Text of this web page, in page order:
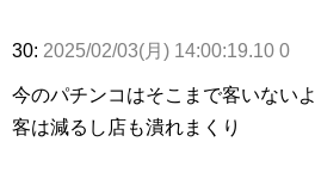
30: 2025/02/03(月) 14:00:19.10 0
今のパチンコはそこまで客いないよ
客は減るし店も潰れまくり